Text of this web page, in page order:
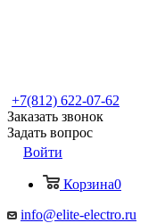
+7(812) 622-07-62
Заказать звонок
Задать вопрос
Войти
Корзина0
info@elite-electro.ru